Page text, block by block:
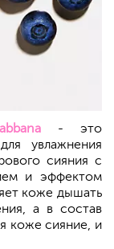
- это
увлажнения
сияния с
и эффектом
коже дышать
а в состав
коже сияние, и